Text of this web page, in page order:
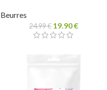
Beurres
24.99€ 19.90€